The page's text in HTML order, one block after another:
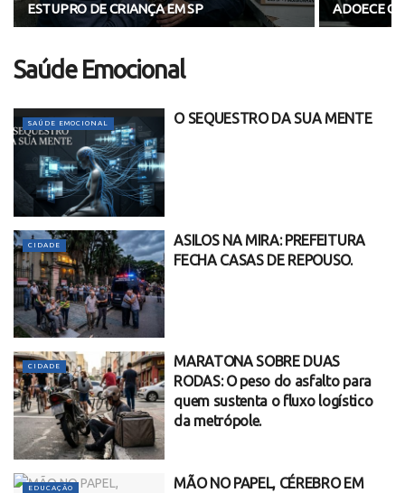
ESTUPRO DE CRIANÇA EM SP
ADOECE
Saúde Emocional
SAÚDE EMOCIONAL O SEQUESTRO DA SUA MENTE
CIDADE
ASILOS NA MIRA: PREFEITURA
FECHA CASAS DE REPOUSO.
CIDADE
MARATONA SOBRE DUAS
RODAS: O peso do asfalto para
quem sustenta o fluxo logístico
da metrópole.
EDUCAÇÃO MÃO NO PAPEL, CÉREBRO EM